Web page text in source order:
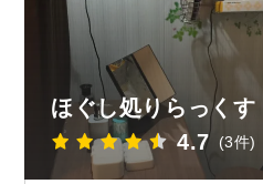
ほぐし処りらっくす
4.7 (3件)